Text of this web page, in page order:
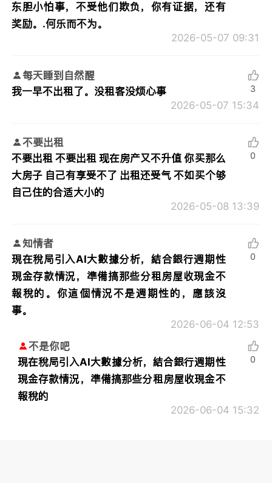
东胆小怕事，不受他们欺负，你有证据，还有
奖励。.何乐而不为。
2026-05-07 09:31
每天睡到自然醒
我一早不出租了。没租客没烦心事
2026-05-07 15:34
3
不要出租
不要出租 不要出租 现在房产又不升值 你买那么
大房子 自己有享受不了 出租还受气 不如买个够
自己住的合适大小的
2026-05-08 13:39
0
知情者
現在稅局引入AI大數據分析，結合銀行週期性
現金存款情況，準備搞那些分租房屋收現金不
報稅的。你這個情況不是週期性的，應該沒
事。
2026-06-04 12:53
0
不是你吧
現在稅局引入AI大數據分析，結合銀行週期性
現金存款情況，準備搞那些分租房屋收現金不
報稅的
2026-06-04 15:32
0